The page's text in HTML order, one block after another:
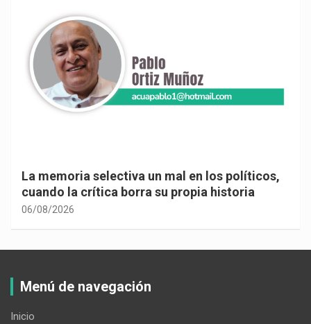
La memoria selectiva un mal en los políticos,
cuando la crítica borra su propia historia
06/08/2026
Menú de navegación
Inicio